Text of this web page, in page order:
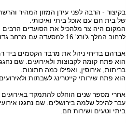
בקיצור - הרבה לפני עידן המזון המהיר
של בית חם עם אוכל ביתי ואיכותי.
המקום היה צר מלהכיל את הסועדים
לרחוב המלך ג'ורג' 16 למסעדה עם מרחב גדול יותר.
אברהם בדיחי ניהל את מרבד הקסמים ביד
הוא פתח קומה לקבוצות ולאירועים. שם
בריתות, אירוסין, ואפילו כמה חתונות.
הוא פתח שירותי קייטרינג לשבתות
אחרי מספר שנים הוחלט להתמקד באירועים
עבר להיכל שלמה בירושלים. שם נחגגו
ביתי וטעים ושירות חם.